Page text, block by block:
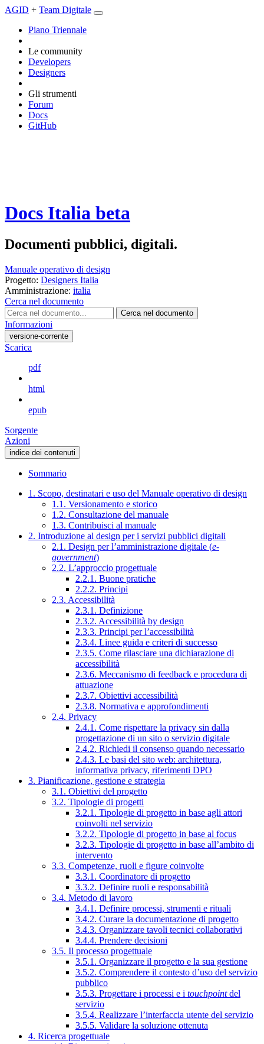
AGID + Team Digitale
Piano Triennale
Le community
Developers
Designers
Gli strumenti
Forum
Docs
GitHub
Docs Italia beta
Documenti pubblici, digitali.
Manuale operativo di design
Progetto: Designers Italia
Amministrazione: italia
Cerca nel documento
Cerca nel documento
Informazioni
versione-corrente
Scarica
pdf
html
epub
Sorgente
Azioni
indice dei contenuti
Sommario
1. Scopo, destinatari e uso del Manuale operativo di design
1.1. Versionamento e storico
1.2. Consultazione del manuale
1.3. Contribuisci al manuale
2. Introduzione al design per i servizi pubblici digitali
2.1. Design per l’amministrazione digitale (e-
government)
2.2. L’approccio progettuale
2.2.1. Buone pratiche
2.2.2. Principi
2.3. Accessibilità
2.3.1. Definizione
2.3.2. Accessibilità by design
2.3.3. Principi per l’accessibilità
2.3.4. Linee guida e criteri di successo
2.3.5. Come rilasciare una dichiarazione di
accessibilità
2.3.6. Meccanismo di feedback e procedura di
attuazione
2.3.7. Obiettivi accessibilità
2.3.8. Normativa e approfondimenti
2.4. Privacy
2.4.1. Come rispettare la privacy sin dalla
progettazione di un sito o servizio digitale
2.4.2. Richiedi il consenso quando necessario
2.4.3. Le basi del sito web: architettura,
informativa privacy, riferimenti DPO
3. Pianificazione, gestione e strategia
3.1. Obiettivi del progetto
3.2. Tipologie di progetti
3.2.1. Tipologie di progetto in base agli attori
coinvolti nel servizio
3.2.2. Tipologie di progetto in base al focus
3.2.3. Tipologie di progetto in base all’ambito di
intervento
3.3. Competenze, ruoli e figure coinvolte
3.3.1. Coordinatore di progetto
3.3.2. Definire ruoli e responsabilità
3.4. Metodo di lavoro
3.4.1. Definire processi, strumenti e rituali
3.4.2. Curare la documentazione di progetto
3.4.3. Organizzare tavoli tecnici collaborativi
3.4.4. Prendere decisioni
3.5. Il processo progettuale
3.5.1. Organizzare il progetto e la sua gestione
3.5.2. Comprendere il contesto d’uso del servizio
pubblico
3.5.3. Progettare i processi e i touchpointdel
servizio
3.5.4. Realizzare l’interfaccia utente del servizio
3.5.5. Validare la soluzione ottenuta
4. Ricerca progettuale